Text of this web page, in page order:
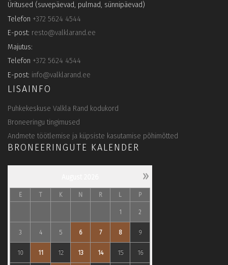
Üritused (suvepäevad, pulmad, sünnipäevad)
Telefon +372 5624 4544
E-post: resto@valklarand.ee
Majutus:
Telefon +372 5624 4544
E-post: info@valklarand.ee
LISAINFO
Puhkekeskuse Valkla Rand kodukord
Broneeringu tingimused
Andmete töötlemise ja küpsiste kasutamise põhimõtted
BRONEERINGUTE KALENDER
»
E T K N R L P
1 2
3 4 5 6 7 8 9
10 11 12 13 14 15 16